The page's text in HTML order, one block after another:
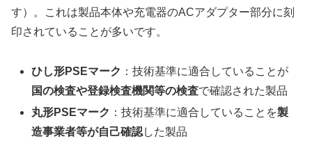
す）。これは製品本体や充電器のACアダプター部分に刻
印されていることが多いです。
ひし形PSEマーク ：技術基準に適合していることが
国の検査や登録検査機関等の検査で確認された製品
丸形PSEマーク ：技術基準に適合していることを製
造事業者等が自己確認した製品